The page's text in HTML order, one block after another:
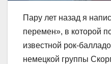
Пару лет назад я
перемен», в которой
известной рок-
немецкой группы